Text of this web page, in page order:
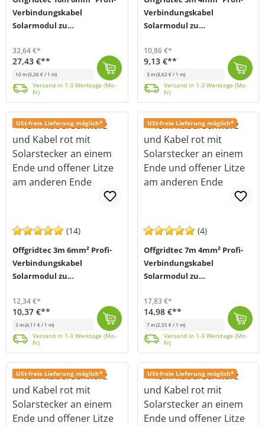
Verbindungskabel
Solarmodul zu
32,64 €*
27,43 €**
10 m(3,26 € / 1 m)
Versand in 1-3 Werktage (Mo-
Fr)
Verbindungskabel
Solarmodul zu
10,86 €*
9,13 €**
3 m(3,62 € / 1 m)
Versand in 1-3 Werktage (Mo-
Fr)
USt-freie Lieferung möglich*
(14)
Offgridtec 3m 6mm² Profi-
Verbindungskabel
Solarmodul zu
12,34 €*
10,37 €**
3 m(4,11 € / 1 m)
Versand in 1-3 Werktage (Mo-
Fr)
USt-freie Lieferung möglich*
(4)
Offgridtec 7m 4mm² Profi-
Verbindungskabel
Solarmodul zu
17,83 €*
14,98 €**
7 m(2,55 € / 1 m)
Versand in 1-3 Werktage (Mo-
Fr)
USt-freie Lieferung möglich* USt-freie Lieferung möglich*